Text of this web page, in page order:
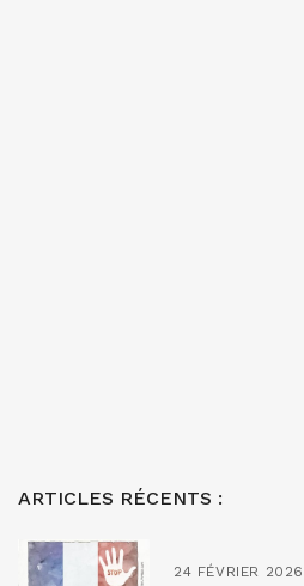
ARTICLES RÉCENTS :
24 FÉVRIER 2026